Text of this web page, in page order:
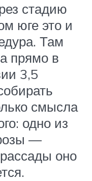
стадию
юге это и
Там
прямо в
3,5
смысла
одно из
—
оно